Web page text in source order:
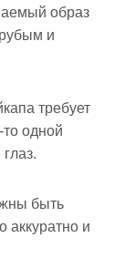
образ
и
требует
одной
быть
аккуратно и